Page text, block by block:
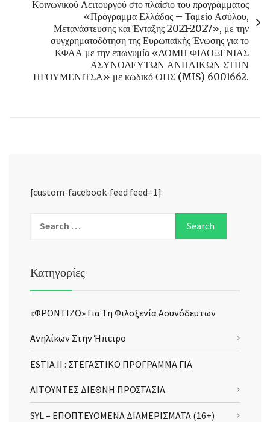
Κοινωνικού Λειτουργού στο πλαίσιο του προγράμματος
«Πρόγραμμα Ελλάδας – Ταμείο Ασύλου,
Μετανάστευσης και Ένταξης 2021-2027», με την
συγχρηματοδότηση της Ευρωπαϊκής Ένωσης για το
ΚΦΑΑ με την επωνυμία «ΔΟΜΗ ΦΙΛΟΞΕΝΙΑΣ
ΑΣΥΝΟΔΕΥΤΩΝ ΑΝΗΛΙΚΩΝ ΣΤΗΝ
ΗΓΟΥΜΕΝΙΤΣΑ» με κωδικό ΟΠΣ (MIS) 6001662.
[custom-facebook-feed feed=1]
Κατηγορίες
«ΦΡΟΝΤΙΖΩ» Για Τη Φιλοξενία Ασυνόδευτων
Ανηλίκων Στην Ήπειρο
ESTIA II : ΣΤΕΓΑΣΤΙΚΟ ΠΡΟΓΡΑΜΜΑ ΓΙΑ
ΑΙΤΟΥΝΤΕΣ ΔΙΕΘΝΗ ΠΡΟΣΤΑΣΙΑ
SYL – ΕΠΟΠΤΕΥΟΜΕΝΑ ΔΙΑΜΕΡΙΣΜΑΤΑ (16+)